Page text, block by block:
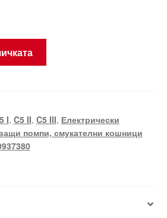
I, C5 II, C5 III, Електрически
помпи, смукателни кошници